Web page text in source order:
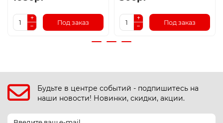
Под заказ Под заказ
Будьте в центре событий - подпишитесь на
наши новости! Новинки, скидки, акции.